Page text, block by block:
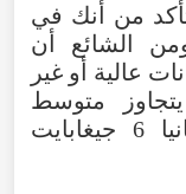
من أنك في
الشائع أن
عالية أو غير
متوسط
استخدام المستهلك في بريطانيا 6 جيغابايت